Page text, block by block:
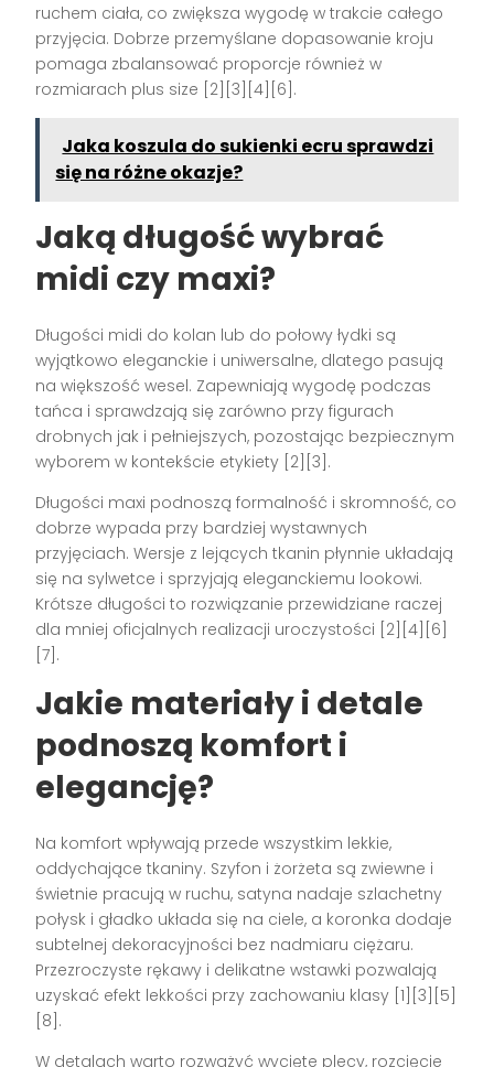
ruchem ciała, co zwiększa wygodę w trakcie całego
przyjęcia. Dobrze przemyślane dopasowanie kroju
pomaga zbalansować proporcje również w
rozmiarach plus size [2][3][4][6].
Jaka koszula do sukienki ecru sprawdzi
się na różne okazje?
Jaką długość wybrać
midi czy maxi?
Długości midi do kolan lub do połowy łydki są
wyjątkowo eleganckie i uniwersalne, dlatego pasują
na większość wesel. Zapewniają wygodę podczas
tańca i sprawdzają się zarówno przy figurach
drobnych jak i pełniejszych, pozostając bezpiecznym
wyborem w kontekście etykiety [2][3].
Długości maxi podnoszą formalność i skromność, co
dobrze wypada przy bardziej wystawnych
przyjęciach. Wersje z lejących tkanin płynnie układają
się na sylwetce i sprzyjają eleganckiemu lookowi.
Krótsze długości to rozwiązanie przewidziane raczej
dla mniej oficjalnych realizacji uroczystości [2][4][6]
[7].
Jakie materiały i detale
podnoszą komfort i
elegancję?
Na komfort wpływają przede wszystkim lekkie,
oddychające tkaniny. Szyfon i żorżeta są zwiewne i
świetnie pracują w ruchu, satyna nadaje szlachetny
połysk i gładko układa się na ciele, a koronka dodaje
subtelnej dekoracyjności bez nadmiaru ciężaru.
Przezroczyste rękawy i delikatne wstawki pozwalają
uzyskać efekt lekkości przy zachowaniu klasy [1][3][5]
[8].
W detalach warto rozważyć wycięte plecy, rozcięcie